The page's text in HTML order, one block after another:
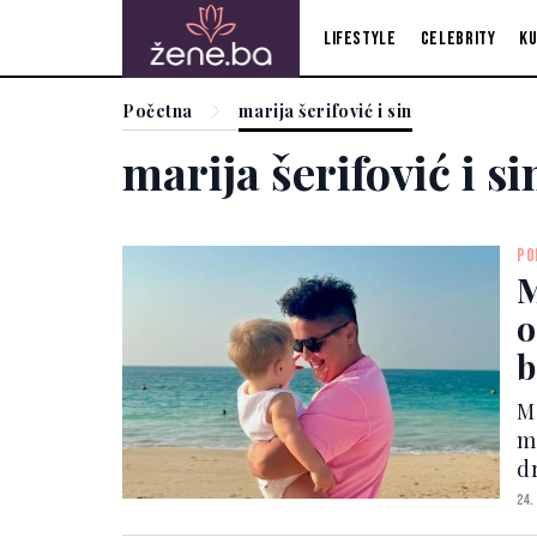
Lifestyle Celebrity
Početna marija šerifović i sin
marija šerifović i
24.